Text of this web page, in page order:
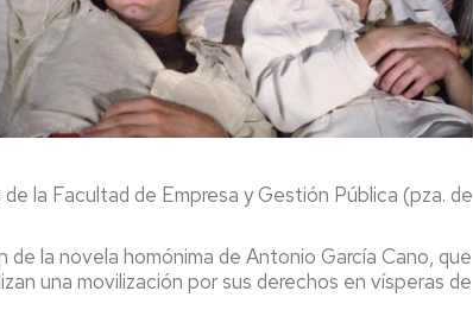
la Facultad de Empresa y Gestión Pública (pza. de
la novela homónima de Antonio García Cano, que
una movilización por sus derechos en vísperas de